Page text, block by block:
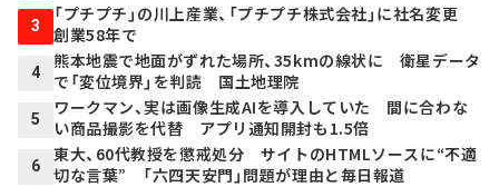
3
「プチプチ」の川上産業、「プチプチ株式会社」に社名変更
創業58年で
4
熊本地震で地面がずれた場所、35kmの線状に 衛星データ
で「変位境界」を判読 国土地理院
5
ワークマン、実は画像生成AIを導入していた 間に合わな
い商品撮影を代替 アプリ通知開封も1.5倍
6
東大、60代教授を懲戒処分 サイトのHTMLソースに“不適
切な言葉” 「六四天安門」問題が理由と毎日報道